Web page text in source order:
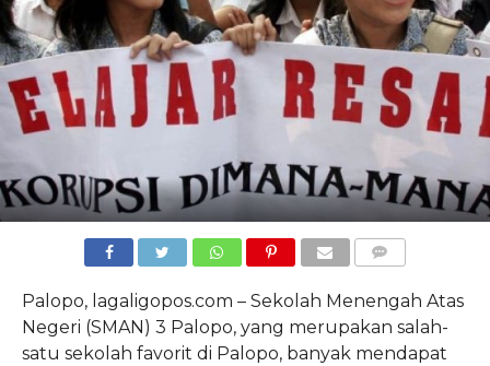
Palopo, lagaligopos.com – Sekolah Menengah Atas
Negeri (SMAN) 3 Palopo, yang merupakan salah-
satu sekolah favorit di Palopo, banyak mendapat